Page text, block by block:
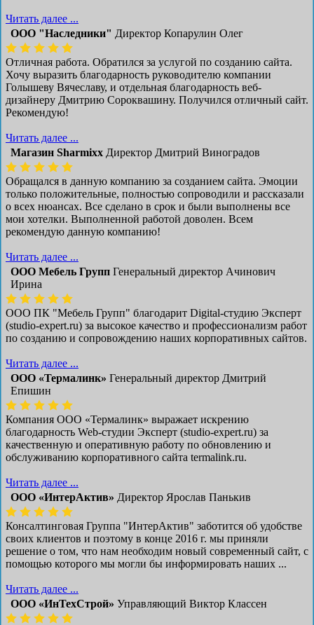
Читать далее ...
ООО "Наследники" Директор Копарулин Олег
Отличная работа. Обратился за услугой по созданию сайта.
Хочу выразить благодарность руководителю компании
Голышеву Вячеславу, и отдельная благодарность веб-
дизайнеру Дмитрию Сороквашину. Получился отличный сайт.
Рекомендую!
Читать далее ...
Магазин Sharmixx Директор Дмитрий Виноградов
Обращался в данную компанию за созданием сайта. Эмоции
только положительные, полностью сопроводили и рассказали
о всех нюансах. Все сделано в срок и были выполнены все
мои хотелки. Выполненной работой доволен. Всем
рекомендую данную компанию!
Читать далее ...
ООО Мебель Групп Генеральный директор Ачинович
Ирина
ООО ПК "Мебель Групп" благодарит Digital-студию Эксперт
(studio-expert.ru) за высокое качество и профессионализм работ
по созданию и сопровождению наших корпоративных сайтов.
Читать далее ...
ООО «Термалинк» Генеральный директор Дмитрий
Епишин
Компания ООО «Термалинк» выражает искрению
благодарность Web-студии Эксперт (studio-expert.ru) за
качественную и оперативную работу по обновлению и
обслуживанию корпоративного сайта termalink.ru.
Читать далее ...
ООО «ИнтерАктив» Директор Ярослав Панькив
Консалтинговая Группа "ИнтерАктив" заботится об удобстве
своих клиентов и поэтому в конце 2016 г. мы приняли
решение о том, что нам необходим новый современный сайт, с
помощью которого мы могли бы информировать наших ...
Читать далее ...
ООО «ИнТехСтрой» Управляющий Виктор Классен